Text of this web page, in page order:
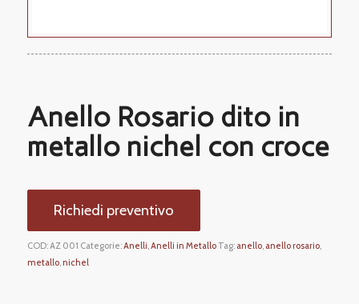
Anello Rosario dito in
metallo nichel con croce
Richiedi preventivo
COD: AZ 001 Categorie:Anelli Anelli in Metallo Tag: anello, anello rosario,
metallo, nichel